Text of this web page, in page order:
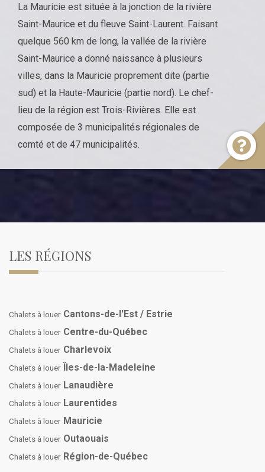
La Mauricie est située à la jonction de la rivière
Saint-Maurice et du fleuve Saint-Laurent. Faisant
quelque 560 km de long, la vallée de la rivière
Saint-Maurice a donné naissance à plusieurs
villes, dans la Mauricie proprement dite (partie
sud) et la Haute-Mauricie (partie nord). Le chef-
lieu de la région est Trois-Rivières. Elle est
composée de 3 municipalités régionales de
comté et de 47 municipalités.
LES RÉGIONS
Chalets à louer Cantons-de-l'Est / Estrie
Chalets à louer Centre-du-Québec
Chalets à louer Charlevoix
Chalets à louer Îles-de-la-Madeleine
Chalets à louer Lanaudière
Chalets à louer Laurentides
Chalets à louer Mauricie
Chalets à louer Outaouais
Chalets à louer Région-de-Québec